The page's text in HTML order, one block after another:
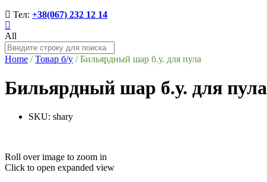
Тел: +38(067) 232 12 14
All
Home / Товар б/у / Бильярдный шар б.у. для пула
Бильярдный шар б.у. для пула
SKU: shary
Roll over image to zoom in
Click to open expanded view